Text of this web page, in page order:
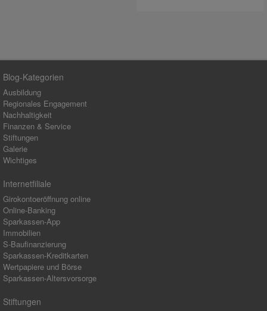
Blog-Kategorien
Ausbildung
Regionales Engagement
Nachhaltigkeit
Finanzen & Service
Stiftungen
Galerie
Wichtiges
Internetfiliale
Girokontoeröffnung online
Online-Banking
Sparkassen-App
Immobilien
S-Baufinanzierung
Sparkassen-Kreditkarten
Wertpapiere und Börse
Sparkassen-Altersvorsorge
Stiftungen